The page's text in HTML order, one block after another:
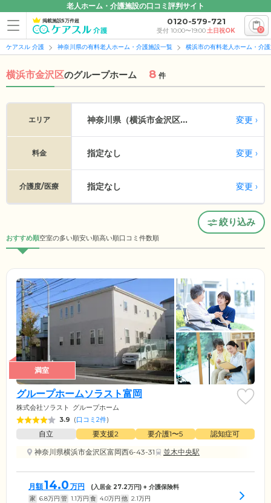
老人ホーム・介護施設の口コミ評判サイト
掲載施設5万件超 0120-579-721
受付 10:00〜19:00土日祝OK 0
ケアスル 介護 神奈川県の有料老人ホーム・介護施設一覧 横浜市の有料老人ホーム・介
横浜市金沢区のグループホーム 8 件
エリア 神奈川県（横浜市金沢区... 変更
料金 指定なし 変更
介護度/医療 指定なし 変更
絞り込み
おすすめ順空室の多い順安い順高い順口コミ件数順
満室
グループホームソラスト富岡
株式会社ソラスト グループホーム
3.9 (口コミ2件)
自立 要支援2 要介護1〜5
認知症可
神奈川県横浜市金沢区富岡西6-43-31
並木中央駅
月額14.0 万円 (入居金 27.2万円) + 介護保険料
家 6.8万円 管 1.1万円 食 4.0万円 他 2.1万円